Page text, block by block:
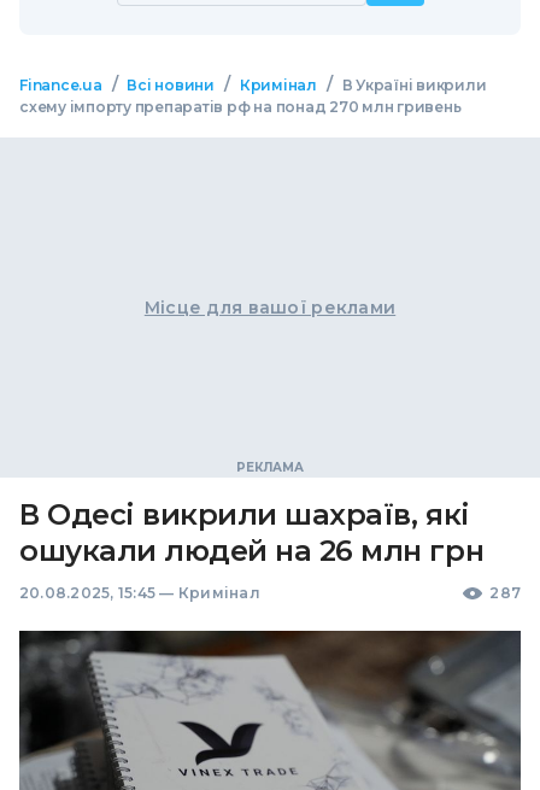
Finance.ua / Всі новини / Кримінал /
В Україні викрили
схему імпорту препаратів рф на понад 270 млн гривень
Місце для вашої реклами
В Одесі викрили шахраїв, які
ошукали людей на 26 млн грн
20.08.2025, 15:45 — Кримінал 287